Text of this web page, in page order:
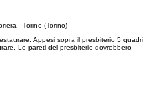
- Torino (Torino)
Appesi sopra il presbiterio 5 quadri
Le pareti del presbiterio dovrebbero